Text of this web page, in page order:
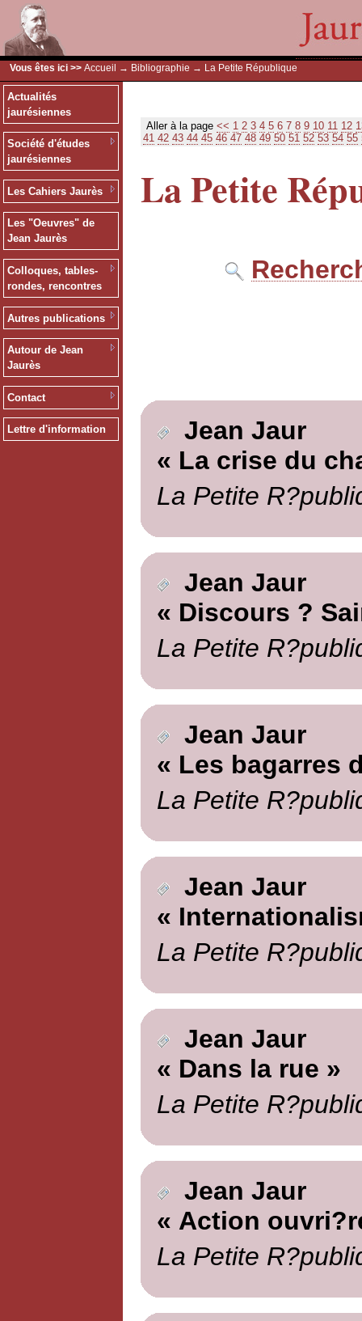
Vous êtes ici >> Accueil → Bibliographie → La Petite République
Actualités
jaurésiennes
Société d'études
jaurésiennes
Les Cahiers Jaurès
Les "Oeuvres" de
Jean Jaurès
Colloques, tables-
rondes, rencontres
Autres publications
Autour de Jean
Jaurès
Contact
Lettre d'information
Aller à la page << 1 2 3 4 5 6 7 8 9 10 11 12
41 42 43 44 45 46 47 48 49 50 51 52 53 54 55
La Petite
Jean Jaur
« La crise du
La Petite
Jean Jaur
« Discours ?
La Petite
Jean Jaur
« Les bagarres
La Petite
Jean Jaur
«
La Petite
Jean Jaur
« Dans la rue »
La Petite
Jean Jaur
« Action
La Petite